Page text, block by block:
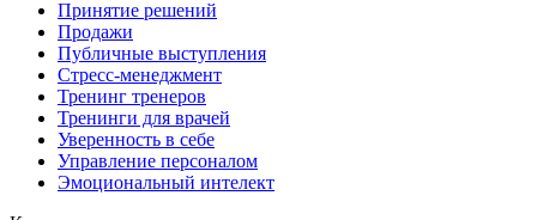
Принятие решений
Продажи
Публичные выступления
Стресс-менеджмент
Тренинг тренеров
Тренинги для врачей
Уверенность в себе
Управление персоналом
Эмоциональный интелект